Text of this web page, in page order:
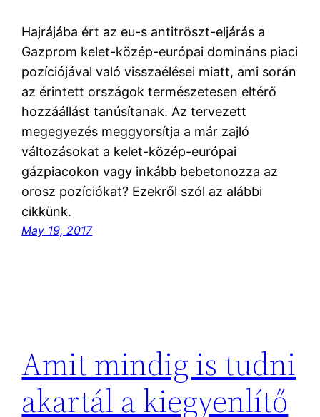
Hajrájába ért az eu-s antitröszt-eljárás a
Gazprom kelet-közép-európai domináns piaci
pozíciójával való visszaélései miatt, ami során
az érintett országok természetesen eltérő
hozzáállást tanúsítanak. Az tervezett
megegyezés meggyorsítja a már zajló
változásokat a kelet-közép-európai
gázpiacokon vagy inkább bebetonozza az
orosz pozíciókat? Ezekről szól az alábbi
cikkünk.
May 19, 2017
Amit mindig is tudni
akartál a kiegyenlítő